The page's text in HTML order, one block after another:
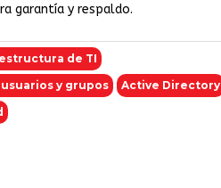
garantía y respaldo.
de TI
y grupos
Active Directory